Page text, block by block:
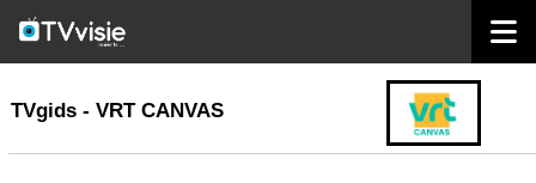
TVgids
TVgids - VRT CANVAS